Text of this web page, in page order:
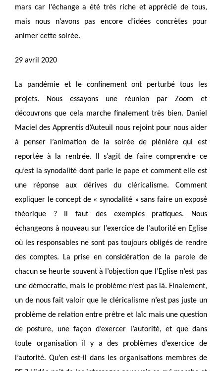
mars car l’échange a été très riche et apprécié de tous,
mais nous n’avons pas encore d’idées concrètes pour
animer cette soirée.
29 avril 2020
La pandémie et le confinement ont perturbé tous les
projets. Nous essayons une réunion par Zoom et
découvrons que cela marche finalement très bien. Daniel
Maciel des Apprentis d’Auteuil nous rejoint pour nous aider
à penser l’animation de la soirée de plénière qui est
reportée à la rentrée. Il s’agit de faire comprendre ce
qu’est la synodalité dont parle le pape et comment elle est
une réponse aux dérives du cléricalisme. Comment
expliquer le concept de « synodalité » sans faire un exposé
théorique ? Il faut des exemples pratiques. Nous
échangeons à nouveau sur l’exercice de l’autorité en Eglise
où les responsables ne sont pas toujours obligés de rendre
des comptes. La prise en considération de la parole de
chacun se heurte souvent à l’objection que l’Eglise n’est pas
une démocratie, mais le problème n’est pas là. Finalement,
un de nous fait valoir que le cléricalisme n’est pas juste un
problème de relation entre prêtre et laïc mais une question
de posture, une façon d’exercer l’autorité, et que dans
toute organisation il y a des problèmes d’exercice de
l’autorité. Qu’en est-il dans les organisations membres de